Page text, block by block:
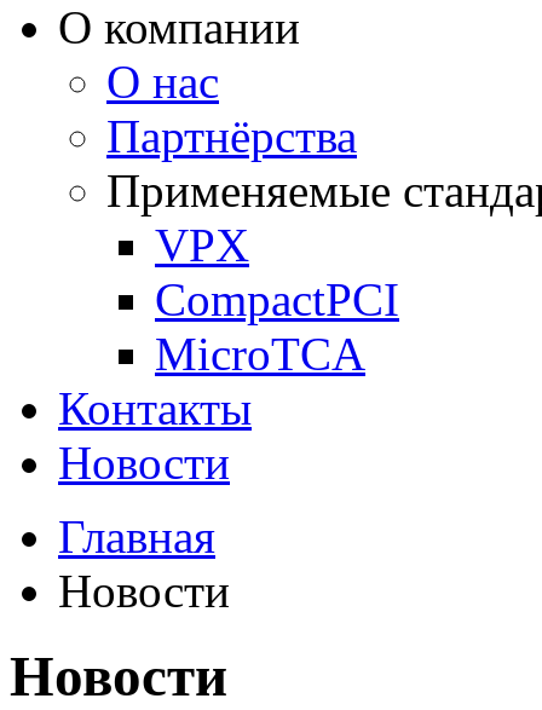
О компании
О нас
Партнёрства
Применяемые
VPX
CompactPCI
MicroTCA
Контакты
Новости
Главная
Новости
Новости